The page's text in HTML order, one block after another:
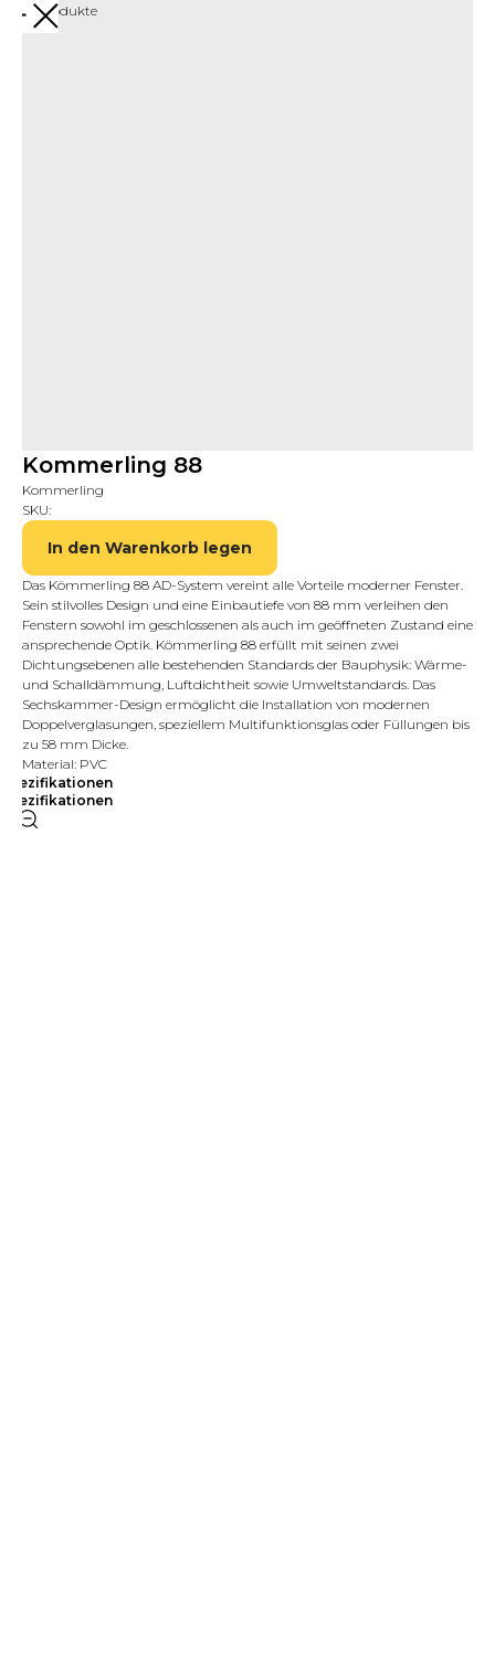
Mehr Produkte
Kommerling 88
Kommerling
SKU:
In den Warenkorb legen
Das Kömmerling 88 AD-System vereint alle Vorteile moderner Fenster.
Sein stilvolles Design und eine Einbautiefe von 88 mm verleihen den
Fenstern sowohl im geschlossenen als auch im geöffneten Zustand eine
ansprechende Optik. Kömmerling 88 erfüllt mit seinen zwei
Dichtungsebenen alle bestehenden Standards der Bauphysik: Wärme-
und Schalldämmung, Luftdichtheit sowie Umweltstandards. Das
Sechskammer-Design ermöglicht die Installation von modernen
Doppelverglasungen, speziellem Multifunktionsglas oder Füllungen bis
zu 58 mm Dicke.
Material: PVC
Spezifikationen
Spezifikationen